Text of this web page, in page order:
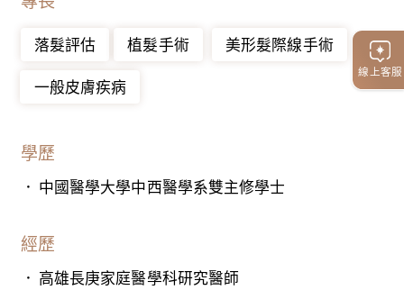
線上客服
落髮評估 植髮手術 美形髮際線手術
一般皮膚疾病
學歷
中國醫學大學中西醫學系雙主修學士
經歷
高雄長庚家庭醫學科研究醫師